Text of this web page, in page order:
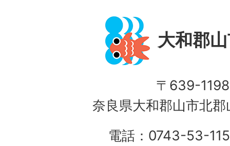
大和郡
〒639-1198
奈良県大和郡山市北
電話：0743-53-